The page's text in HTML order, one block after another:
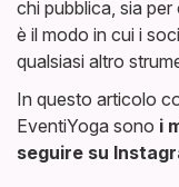
chi pubblica, sia
è il modo in cui i
qualsiasi altro
In questo articolo
EventiYoga sono i
seguire su